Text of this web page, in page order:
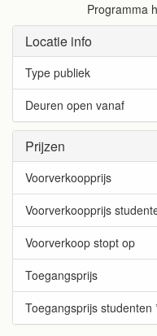
Programma
Locatie info
Type publiek
Deuren open vanaf
Prijzen
Voorverkoopprijs
Voorverkoopprijs
Voorverkoop stopt op
Toegangsprijs
Toegangsprijs studenten